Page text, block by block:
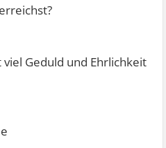
Geduld und Ehrlichkeit